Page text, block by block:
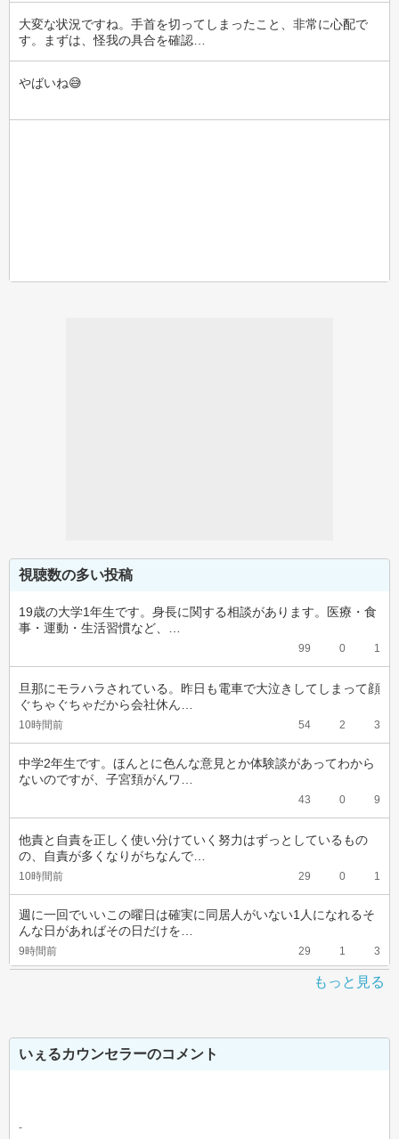
大変な状況ですね。手首を切ってしまったこと、非常に心配で
す。まずは、怪我の具合を確認…
やばいね😅
視聴数の多い投稿
19歳の大学1年生です。身長に関する相談があります。医療・食
事・運動・生活習慣など、…
99 0 1
旦那にモラハラされている。昨日も電車で大泣きしてしまって顔
ぐちゃぐちゃだから会社休ん…
10時間前 54 2 3
中学2年生です。ほんとに色んな意見とか体験談があってわから
ないのですが、子宮頚がんワ…
43 0 9
他責と自責を正しく使い分けていく努力はずっとしているもの
の、自責が多くなりがちなんで…
10時間前 29 0 1
週に一回でいいこの曜日は確実に同居人がいない1人になれるそ
んな日があればその日だけを…
9時間前 29 1 3
もっと見る
いぇるカウンセラーのコメント
-